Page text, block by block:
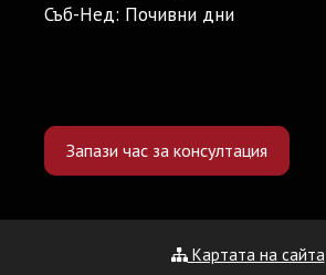
Съб-Нед: Почивни дни
Запази час за консултация
Картата на сайта